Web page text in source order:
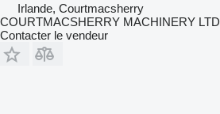
Irlande, Courtmacsherry
COURTMACSHERRY MACHINERY LTD
Contacter le vendeur